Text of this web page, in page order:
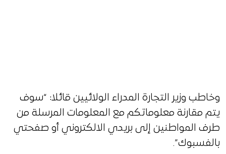
وخاطب وزير التجارة المدراء الولائيين قائلا: “سوف
يتم مقارنة معلوماتكم مع المعلومات المرسلة من
طرف المواطنين إلى بريدي الالكتروني أو صفحتي
بالفسبوك”.